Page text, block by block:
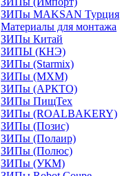
ЗИПы MAKSAN Турция
Материалы для монтажа
ЗИПы Китай
ЗИПЫ (КНЭ)
ЗИПы (Starmix)
ЗИПы (МХМ)
ЗИПы (АРКТО)
ЗИПы ПищТех
ЗИПы (ROALBAKERY)
ЗИПы (Позис)
ЗИПы (Полаир)
ЗИПы (Полюс)
ЗИПы (УКМ)